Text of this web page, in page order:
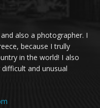
also a photographer. I
because I trully
in the world! I also
and unusual